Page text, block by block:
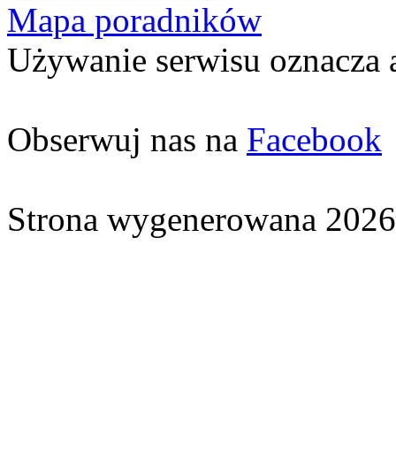
Mapa poradników
Używanie serwisu oznacza
Obserwuj nas na Facebook
Strona wygenerowana